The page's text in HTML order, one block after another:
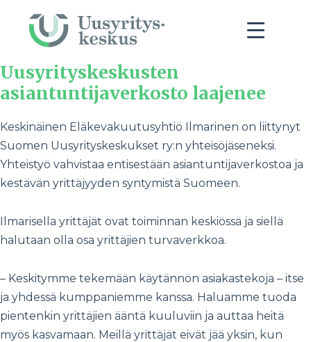
Uusyrityskeskusten
asiantuntijaverkosto laajenee
Keskinäinen Eläkevakuutusyhtiö Ilmarinen on liittynyt
Suomen Uusyrityskeskukset ry:n yhteisöjäseneksi.
Yhteistyö vahvistaa entisestään asiantuntijaverkostoa ja
kestävän yrittäjyyden syntymistä Suomeen.
Ilmarisella yrittäjät ovat toiminnan keskiössä ja siellä
halutaan olla osa yrittäjien turvaverkkoa.
– Keskitymme tekemään käytännön asiakastekoja – itse
ja yhdessä kumppaniemme kanssa. Haluamme tuoda
pientenkin yrittäjien ääntä kuuluviin ja auttaa heitä
myös kasvamaan. Meillä yrittäjät eivät jää yksin, kun